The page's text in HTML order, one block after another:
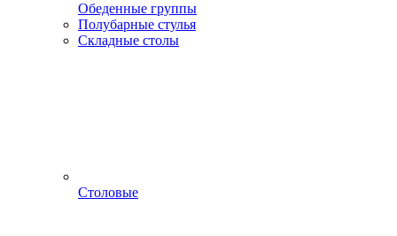
Обеденные группы
Полубарные стулья
Складные столы
Столовые